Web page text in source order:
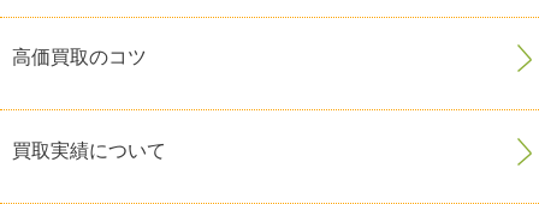
高価買取のコツ
買取実績について